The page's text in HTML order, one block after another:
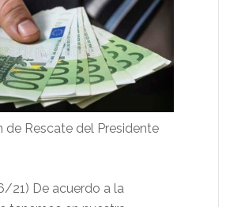
de Rescate del Presidente
21) De acuerdo a la